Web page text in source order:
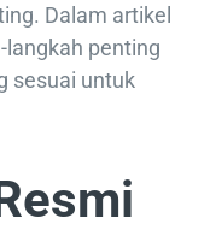
Dalam artikel
langkah penting
sesuai untuk